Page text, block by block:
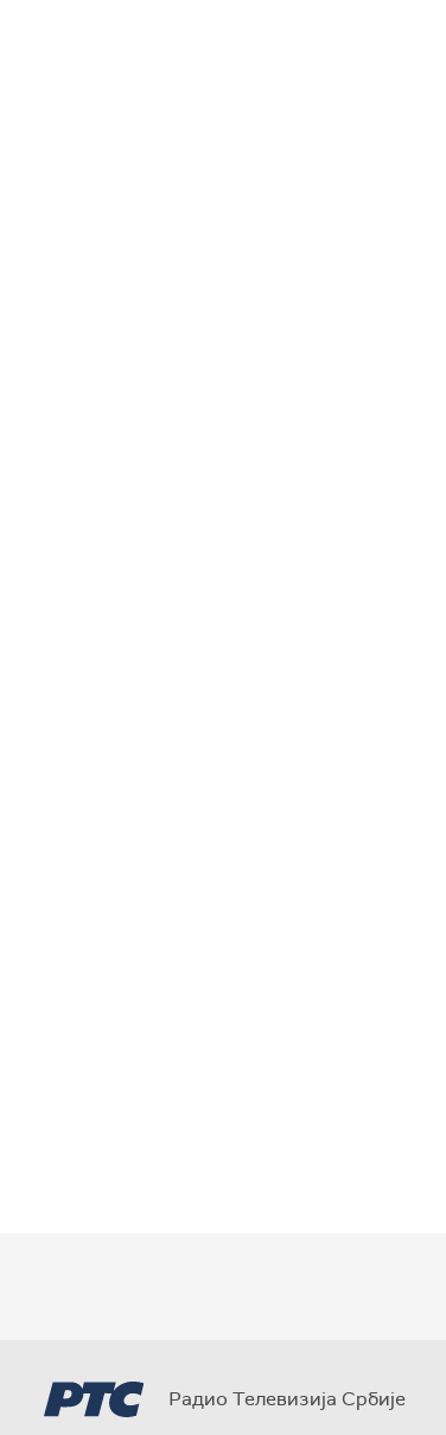
Радио Телевизија Србије